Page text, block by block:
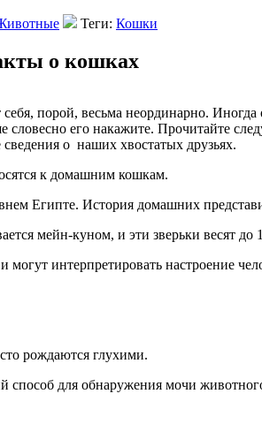
Теги: Кошки
о кошках
порой, весьма неординарно.
словесно его накажите. Прочитайте
о наших хвостатых друзьях.
к домашним кошкам.
Египте. История домашних
мейн-куном, и эти зверьки весят до
интерпретировать настроение
рождаются глухими.
способ для обнаружения мочи